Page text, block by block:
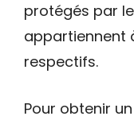
protégés par
appartiennent
respectifs.
Pour obtenir